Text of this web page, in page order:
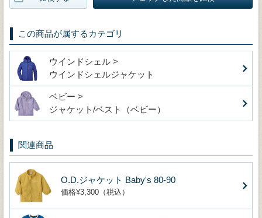
この商品が属するカテゴリ
ウインドシェル >
ウインドシェルジャケット
ベビー >
ジャケット/ベスト（ベビー）
関連商品
O.D.ジャケット Baby's 80-90
価格¥3,300（税込）